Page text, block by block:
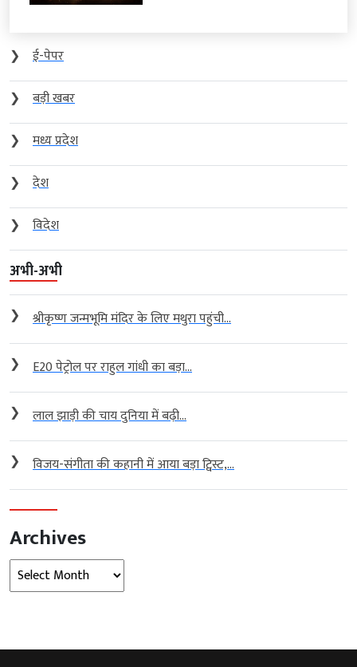
❯
ई-पेपर
❯
बड़ी खबर
❯
मध्य प्रदेश
❯
देश
❯
विदेश
अभी-अभी
❯ श्रीकृष्ण जन्मभूमि मंदिर के लिए मथुरा पहुंची...
❯ E20 पेट्रोल पर राहुल गांधी का बड़ा...
❯ लाल झाड़ी की चाय दुनिया में बढ़ी...
❯ विजय-संगीता की कहानी में आया बड़ा ट्विस्ट,...
Archives
Archives